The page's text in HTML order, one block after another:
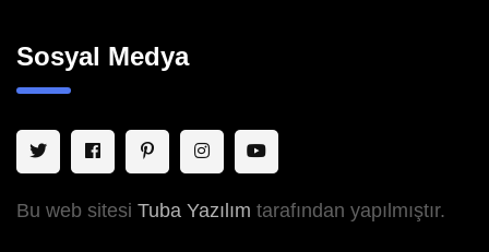
Sosyal Medya
Bu web sitesi Tuba Yazılım tarafından yapılmıştır.